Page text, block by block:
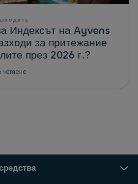
Индексът на Ayvens
за притежание
през 2026 г.?
четене